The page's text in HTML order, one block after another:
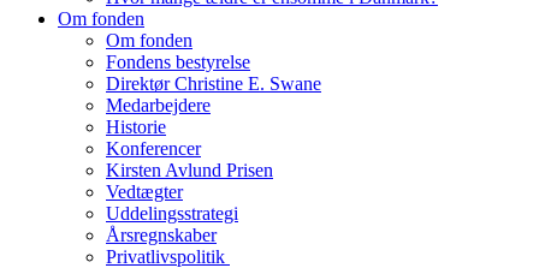
Om fonden
Om fonden
Fondens bestyrelse
Direktør Christine E. Swane
Medarbejdere
Historie
Konferencer
Kirsten Avlund Prisen
Vedtægter
Uddelingsstrategi
Årsregnskaber
Privatlivspolitik